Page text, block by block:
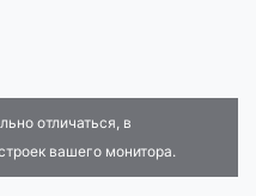
отличаться, в
вашего монитора.